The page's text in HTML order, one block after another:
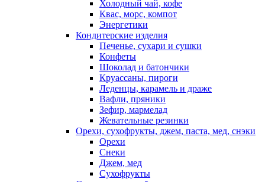
Холодный чай, кофе
Квас, морс, компот
Энергетики
Кондитерские изделия
Печенье, сухари и сушки
Конфеты
Шоколад и батончики
Круассаны, пироги
Леденцы, карамель и драже
Вафли, пряники
Зефир, мармелад
Жевательные резинки
Орехи, сухофрукты, джем, паста, мед, снэки
Орехи
Снеки
Джем, мед
Сухофрукты